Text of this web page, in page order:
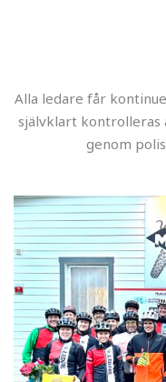
Alla ledare får
självklart kontrolleras
genom